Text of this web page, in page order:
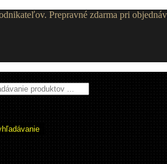
Prepravné zdarma pri